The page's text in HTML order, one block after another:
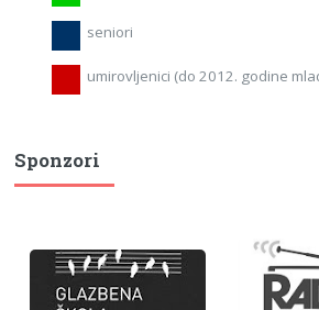
seniori
umirovljenici (do 2012. godine
Sponzori